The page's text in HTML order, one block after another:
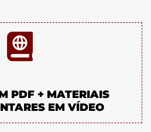
PDF + MATERIAIS
EM VÍDEO